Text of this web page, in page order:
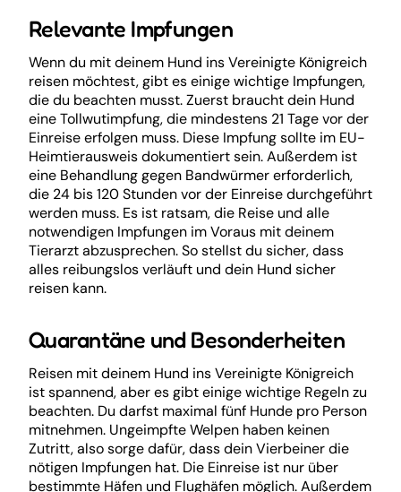
Relevante Impfungen
Wenn du mit deinem Hund ins Vereinigte Königreich
reisen möchtest, gibt es einige wichtige Impfungen,
die du beachten musst. Zuerst braucht dein Hund
eine Tollwutimpfung, die mindestens 21 Tage vor der
Einreise erfolgen muss. Diese Impfung sollte im EU-
Heimtierausweis dokumentiert sein. Außerdem ist
eine Behandlung gegen Bandwürmer erforderlich,
die 24 bis 120 Stunden vor der Einreise durchgeführt
werden muss. Es ist ratsam, die Reise und alle
notwendigen Impfungen im Voraus mit deinem
Tierarzt abzusprechen. So stellst du sicher, dass
alles reibungslos verläuft und dein Hund sicher
reisen kann.
Quarantäne und Besonderheiten
Reisen mit deinem Hund ins Vereinigte Königreich
ist spannend, aber es gibt einige wichtige Regeln zu
beachten. Du darfst maximal fünf Hunde pro Person
mitnehmen. Ungeimpfte Welpen haben keinen
Zutritt, also sorge dafür, dass dein Vierbeiner die
nötigen Impfungen hat. Die Einreise ist nur über
bestimmte Häfen und Flughäfen möglich. Außerdem